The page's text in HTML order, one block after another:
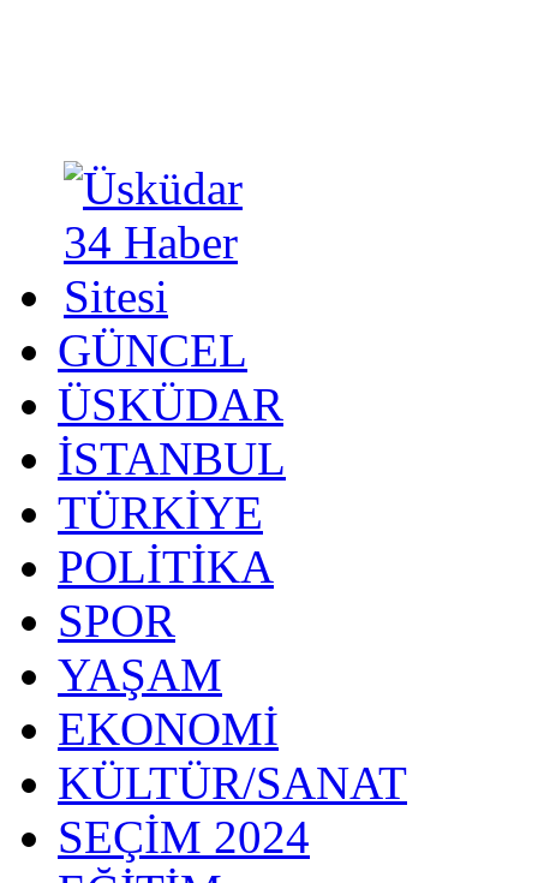
GÜNCEL
ÜSKÜDAR
İSTANBUL
TÜRKİYE
POLİTİKA
SPOR
YAŞAM
EKONOMİ
KÜLTÜR/SANAT
SEÇİM 2024